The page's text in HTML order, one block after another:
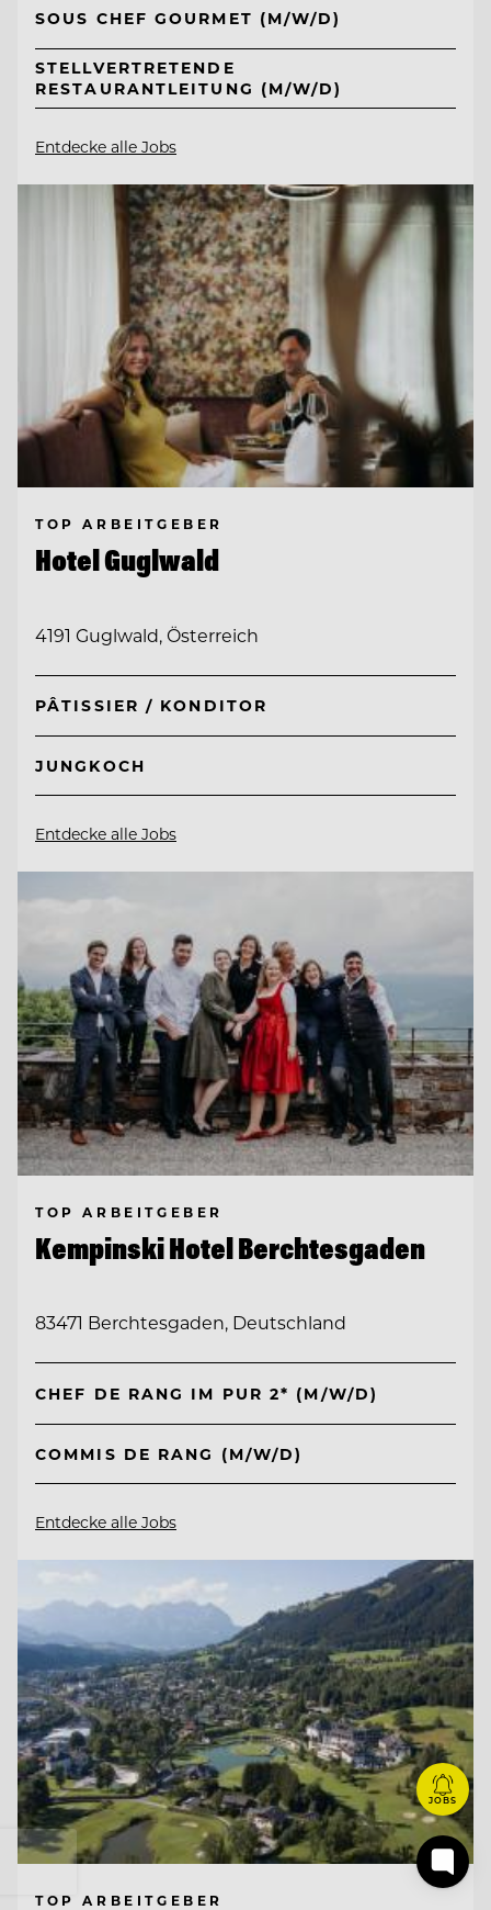
SOUS CHEF GOURMET (M/W/D)
STELLVERTRETENDE
RESTAURANTLEITUNG (M/W/D)
Entdecke alle Jobs
TOP ARBEITGEBER
Hotel Guglwald
4191 Guglwald, Österreich
PÂTISSIER / KONDITOR
JUNGKOCH
Entdecke alle Jobs
TOP ARBEITGEBER
Kempinski Hotel Berchtesgaden
83471 Berchtesgaden, Deutschland
CHEF DE RANG IM PUR 2* (M/W/D)
COMMIS DE RANG (M/W/D)
Entdecke alle Jobs
TOP ARBEITGEBER
JOBS